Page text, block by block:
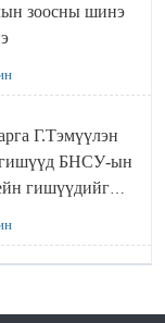
зоосны шинэ
Г.Тэмүүлэн
БНСУ-ын
гишүүдийг